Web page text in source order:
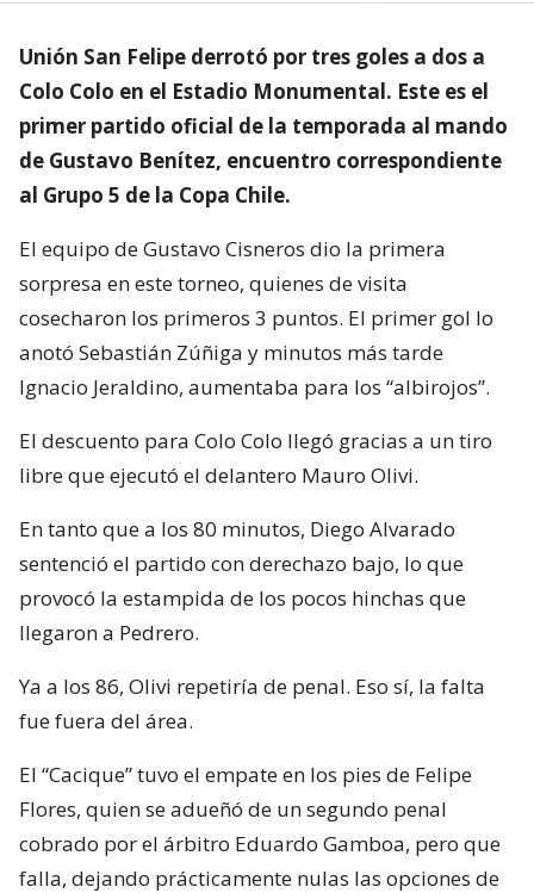
Unión San Felipe derrotó por tres goles a dos a
Colo Colo en el Estadio Monumental. Este es el
primer partido oficial de la temporada al mando
de Gustavo Benítez, encuentro correspondiente
al Grupo 5 de la Copa Chile.
El equipo de Gustavo Cisneros dio la primera
sorpresa en este torneo, quienes de visita
cosecharon los primeros 3 puntos. El primer gol lo
anotó Sebastián Zúñiga y minutos más tarde
Ignacio Jeraldino, aumentaba para los “albirojos”.
El descuento para Colo Colo llegó gracias a un tiro
libre que ejecutó el delantero Mauro Olivi.
En tanto que a los 80 minutos, Diego Alvarado
sentenció el partido con derechazo bajo, lo que
provocó la estampida de los pocos hinchas que
llegaron a Pedrero.
Ya a los 86, Olivi repetiría de penal. Eso sí, la falta
fue fuera del área.
El “Cacique” tuvo el empate en los pies de Felipe
Flores, quien se adueñó de un segundo penal
cobrado por el árbitro Eduardo Gamboa, pero que
falla, dejando prácticamente nulas las opciones de